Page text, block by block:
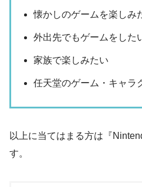
懐かしのゲームを楽しみ
外出先でもゲームをした
家族で楽しみたい
任天堂のゲーム・キャラ
以上に当てはまる方は『
す。